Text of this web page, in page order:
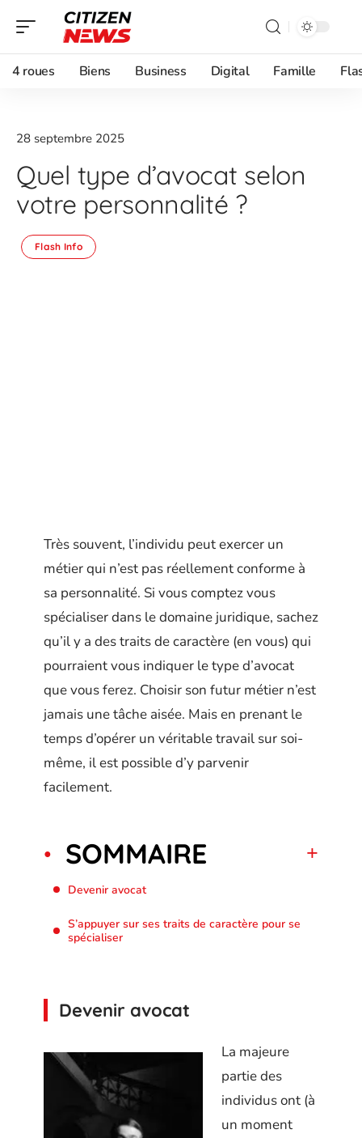
4 roues Biens Business Digital Famille
28 septembre 2025
Quel type d’avocat selon
votre personnalité ?
Flash Info
Très souvent, l’individu peut exercer un
métier qui n’est pas réellement conforme à
sa personnalité. Si vous comptez vous
spécialiser dans le domaine juridique, sachez
qu’il y a des traits de caractère (en vous) qui
pourraient vous indiquer le type d’avocat
que vous ferez. Choisir son futur métier n’est
jamais une tâche aisée. Mais en prenant le
temps d’opérer un véritable travail sur soi-
même, il est possible d’y parvenir
facilement.
SOMMAIRE
Devenir avocat
S’appuyer sur ses traits de caractère pour se
spécialiser
Devenir avocat
La majeure
partie des
individus ont (à
un moment